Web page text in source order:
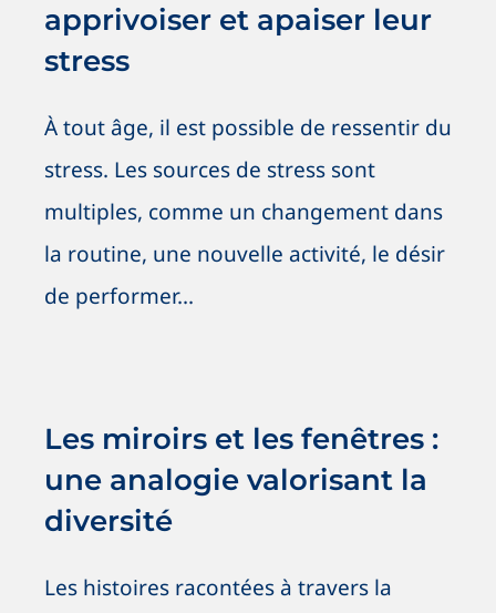
apprivoiser et apaiser leur
stress
À tout âge, il est possible de ressentir du
stress. Les sources de stress sont
multiples, comme un changement dans
la routine, une nouvelle activité, le désir
de performer...
SOGI / OSIG
Les miroirs et les fenêtres :
une analogie valorisant la
diversité
Les histoires racontées à travers la